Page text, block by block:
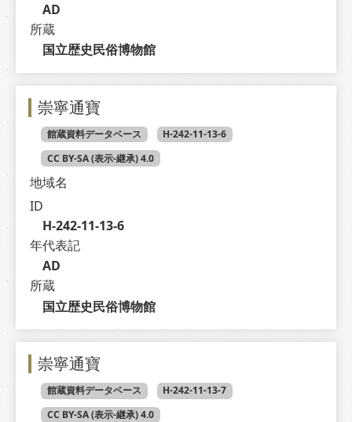
AD
所蔵
国立歴史民俗博物館
崇寧通寶
館蔵資料データベース
H-242-11-13-6
CC BY-SA (表示-継承) 4.0
地域名
ID
H-242-11-13-6
年代表記
AD
所蔵
国立歴史民俗博物館
崇寧通寶
館蔵資料データベース
H-242-11-13-7
CC BY-SA (表示-継承) 4.0